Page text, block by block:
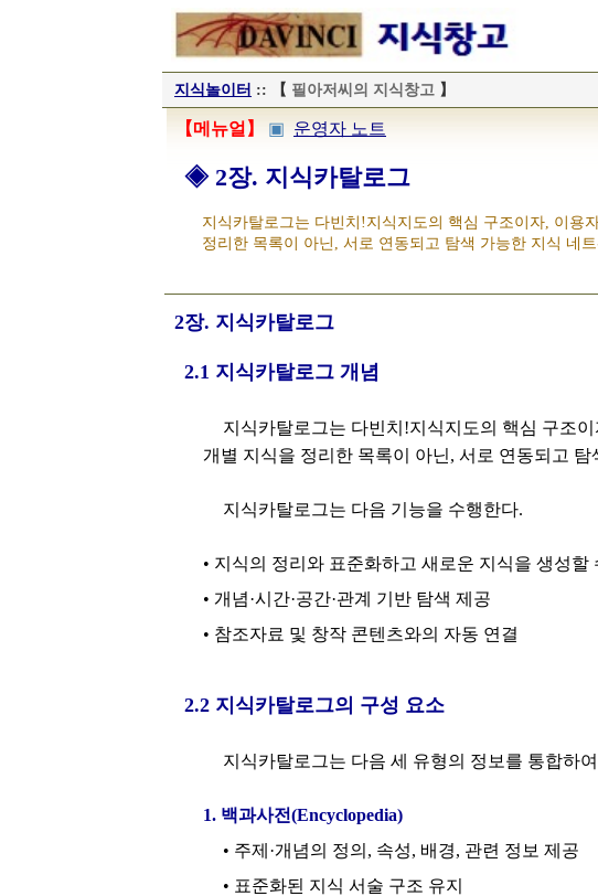
지식놀이터 :: 【 필아저씨의 지식창고 】
【메뉴얼】 ▣ 운영자 노트
◈ 2장. 지식카탈로그
지식카탈로그는 다빈치!지식지도의 핵심 구조이자, 이용
정리한 목록이 아닌, 서로 연동되고 탐색 가능한 지식 네
2장. 지식카탈로그
2.1 지식카탈로그 개념
지식카탈로그는 다빈치!지식지도의 핵심 구조
개별 지식을 정리한 목록이 아닌, 서로 연동되고
지식카탈로그는 다음 기능을 수행한다.
• 지식의 정리와 표준화하고 새로운 지식을 생성할
• 개념·시간·공간·관계 기반 탐색 제공
• 참조자료 및 창작 콘텐츠와의 자동 연결
2.2 지식카탈로그의 구성 요소
지식카탈로그는 다음 세 유형의 정보를 통합하
1. 백과사전(Encyclopedia)
• 주제·개념의 정의, 속성, 배경, 관련 정보 제공
• 표준화된 지식 서술 구조 유지